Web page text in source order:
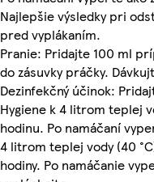
Najlepšie výsledky pri
pred vyplákaním.
Pranie: Pridajte 100 ml
do zásuvky práčky.
Dezinfekčný účinok:
Hygiene k 4 litrom teplej
hodinu. Po namáčaní
4 litrom teplej vody (40
hodiny. Po namáčanie